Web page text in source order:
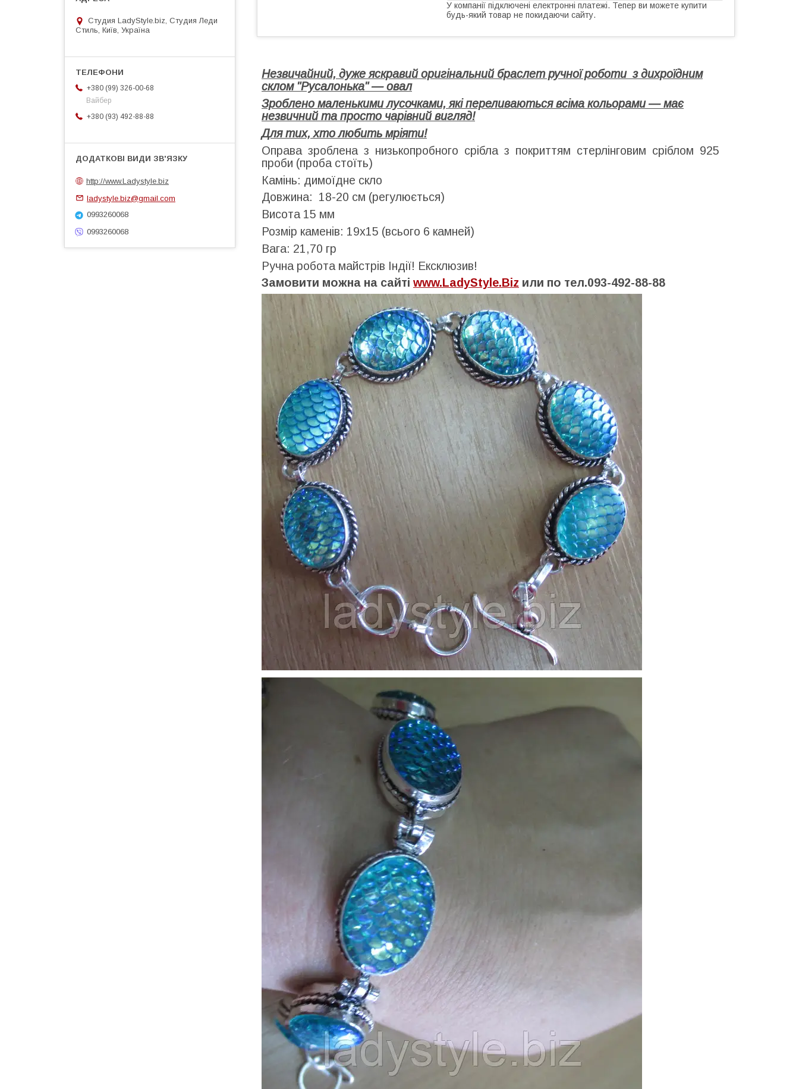
У компанії підключені електронні платежі. Тепер ви можете купити
будь-який товар не покидаючи сайту.
Незвичайний, дуже яскравий оригінальний браслет ручної роботи з дихроїдним
склом "Русалонька" — овал
Зроблено маленькими лусочками, які переливаються всіма кольорами — має
незвичний та просто чарівний вигляд!
Для тих, хто любить мріяти!
Оправа зроблена з низькопробного срібла з покриттям стерлінговим сріблом 925
проби (проба стоїть)
Камінь: димоїдне скло
Довжина: 18-20 см (регулюється)
Висота 15 мм
Розмір каменів: 19х15 (всього 6 камней)
Вага: 21,70 гр
Ручна робота майстрів Індії! Ексклюзив!
Замовити можна на сайті www.LadyStyle.Biz или по тел.093-492-88-88
Студия LadyStyle.biz, Студия Леди
Стиль, Київ, Україна
+380 (99) 326-00-68
Вайбер
+380 (93) 492-88-88
http://www.Ladystyle.biz
ladystyle.biz@gmail.com
0993260068
0993260068